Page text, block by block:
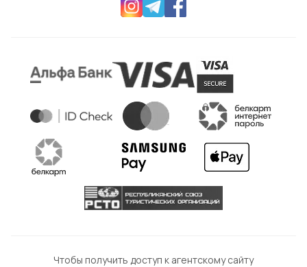
Чтобы получить доступ к агентскому сайту